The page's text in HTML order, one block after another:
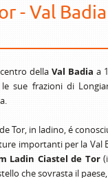
- Val Badia
della Val Badia a
le sue frazioni di
Tor, in ladino, é
importanti per la Val
Ladin Ciastel de Tor
che sovrasta il